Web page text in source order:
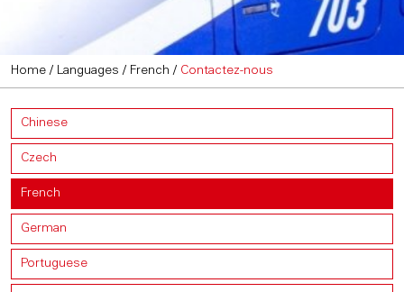
Home / Languages / French / Contactez-nous
Chinese
Czech
French
German
Portuguese